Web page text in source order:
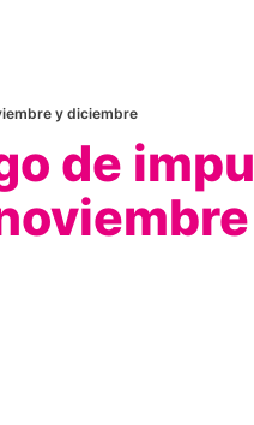
y diciembre
de